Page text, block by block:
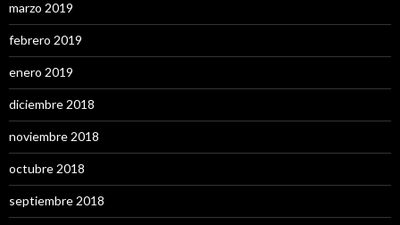
marzo 2019
febrero 2019
enero 2019
diciembre 2018
noviembre 2018
octubre 2018
septiembre 2018